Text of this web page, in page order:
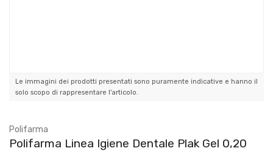
Le immagini dei prodotti presentati sono puramente indicative e hanno il
solo scopo di rappresentare l'articolo.
Polifarma
Polifarma Linea Igiene Dentale Plak Gel 0,20